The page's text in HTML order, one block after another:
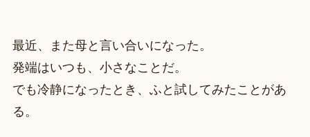
最近、また母と言い合いになった。
発端はいつも、小さなことだ。
でも冷静になったとき、ふと試してみたことがあ
る。